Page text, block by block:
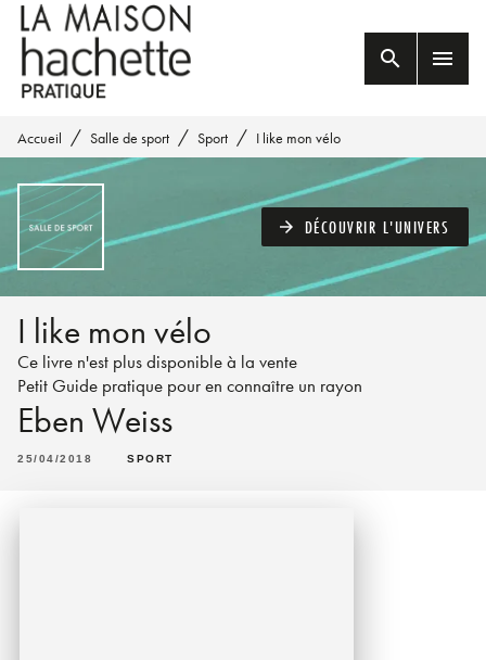
MENU RECHERCHE
PIED DE PAGE
search menu
Accueil / Salle de sport / Sport / I like mon vélo
arrow_forward DÉCOUVRIR L'UNIVERS
I like mon vélo
Ce livre n'est plus disponible à la vente
Petit Guide pratique pour en connaître un rayon
Eben Weiss
25/04/2018 SPORT